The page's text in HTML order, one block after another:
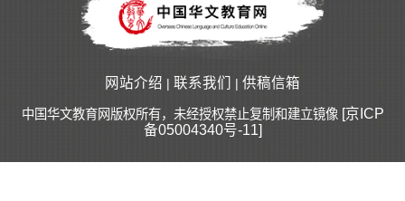
网站介绍 | 联系我们 | 供稿信箱
中国华文教育网版权所有，未经授权禁止复制和建立镜像 [京ICP
备05004340号-11]